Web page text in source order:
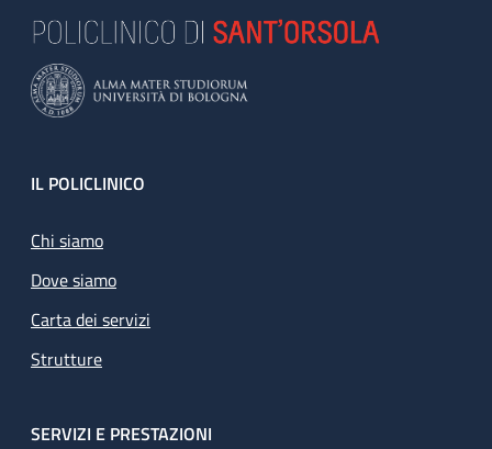
Footer
IL POLICLINICO
Chi siamo
Dove siamo
Carta dei servizi
Strutture
SERVIZI E PRESTAZIONI